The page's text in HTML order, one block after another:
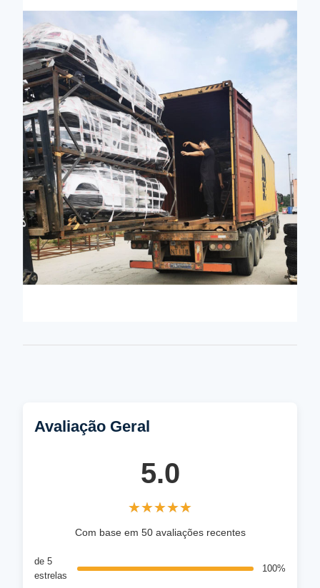
Avaliação Geral
5.0
★★★★★
★★★★★
Com base em 50 avaliações recentes
de 5
estrelas
100%